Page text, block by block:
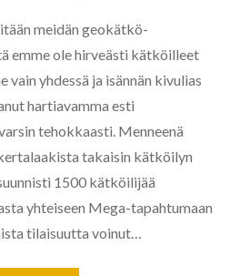
meidän geokätkö-
emme ole hirveästi kätköilleet
yhdessä ja isännän kivulias
hartiavamma esti
tehokkaasti. Menneenä
takaisin kätköilyn
1500 kätköilijää
yhteiseen Mega-tapahtumaan
tilaisuutta voinut…